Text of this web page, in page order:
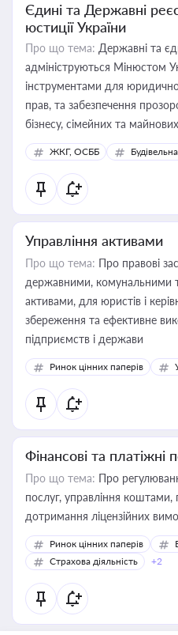
Єдині та Державні
юстиції України
Про що тема: Державні та
адмініструються Мінюстом
інструментами для
прав, та забезпечення
бізнесу, сімейних та
ЖКГ, ОСББ
Управління активами
Про що тема: Про правові
державними, комунальними
активами, для юристів і
збереження та ефективне
підприємств і держави
Ринок цінних паперів
Фінансові та платіжні
Про що тема: Про
послуг, управління коштами, приймання платежів та
дотримання ліцензійних
Ринок цінних паперів
Страхова діяльність
+2